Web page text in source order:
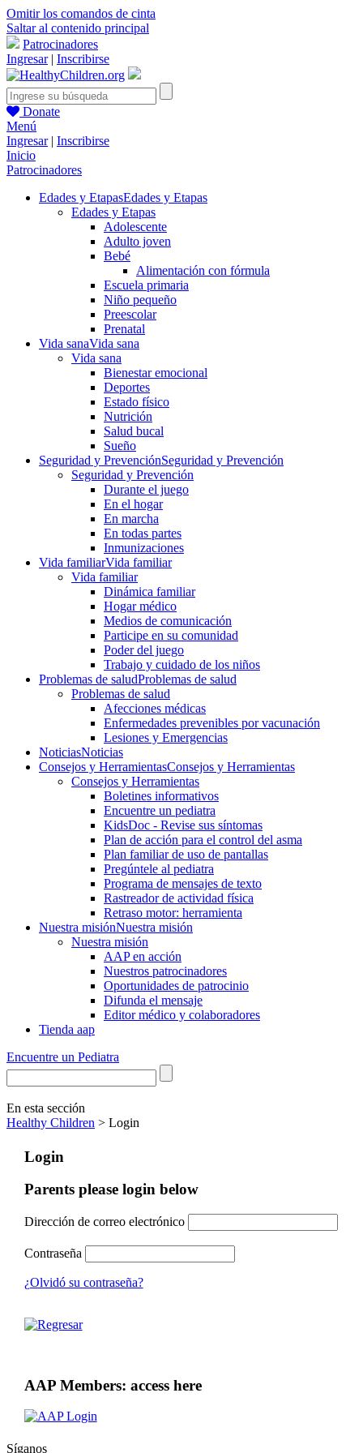
Omitir los comandos de cinta
Saltar al contenido principal
Patrocinadores
Ingresar| Inscribirse
Donate
Menú
Ingresar| Inscribirse
Inicio
Patrocinadores
Edades y EtapasEdades y Etapas
Edades y Etapas
Adolescente
Adulto joven
Bebé
Alimentación con fórmula
Escuela primaria
Niño pequeño
Preescolar
Prenatal
Vida sanaVida sana
Vida sana
Bienestar emocional
Deportes
Estado físico
Nutrición
Salud bucal
Sueño
Seguridad y PrevenciónSeguridad y Prevención
Seguridad y Prevención
Durante el juego
En el hogar
En marcha
En todas partes
Inmunizaciones
Vida familiarVida familiar
Vida familiar
Dinámica familiar
Hogar médico
Medios de comunicación
Participe en su comunidad
Poder del juego
Trabajo y cuidado de los niños
Problemas de saludProblemas de salud
Problemas de salud
Afecciones médicas
Enfermedades prevenibles por vacunación
Lesiones y Emergencias
NoticiasNoticias
Consejos y HerramientasConsejos y Herramientas
Consejos y Herramientas
Boletines informativos
Encuentre un pediatra
KidsDoc - Revise sus síntomas
Plan de acción para el control del asma
Plan familiar de uso de pantallas
Pregúntele al pediatra
Programa de mensajes de texto
Rastre​​ador de activida​d física
Retraso motor: herramienta
Nuestra misiónNuestra misión
Nuestra misión
AAP en acción
Nuestros patrocinadores
Oportunidades de patrocinio
Difunda el mensaje
Editor médico y colaboradores
Tienda aap
Encuentre un Pediatra
En esta sección
Healthy Children > Login
Login
Parents please login below
Dirección de correo electrónico
Contraseña
¿Olvidó su contraseña?
AAP Members: access here
Síganos